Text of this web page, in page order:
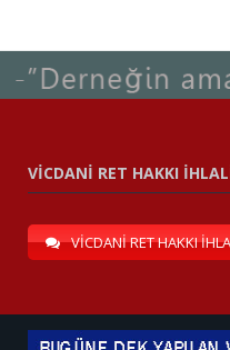
VİCDANİ RET HAKKI
VİCDANİ RET HAKKI